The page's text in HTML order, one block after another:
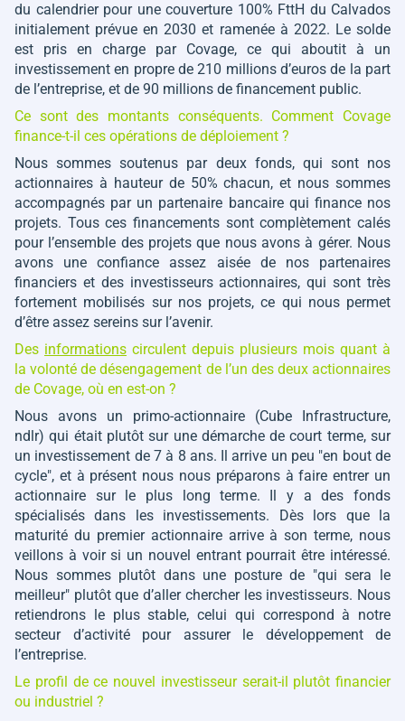
du calendrier pour une couverture 100% FttH du Calvados
initialement prévue en 2030 et ramenée à 2022. Le solde
est pris en charge par Covage, ce qui aboutit à un
investissement en propre de 210 millions d’euros de la part
de l’entreprise, et de 90 millions de financement public.
Ce sont des montants conséquents. Comment Covage
finance-t-il ces opérations de déploiement ?
Nous sommes soutenus par deux fonds, qui sont nos
actionnaires à hauteur de 50% chacun, et nous sommes
accompagnés par un partenaire bancaire qui finance nos
projets. Tous ces financements sont complètement calés
pour l’ensemble des projets que nous avons à gérer. Nous
avons une confiance assez aisée de nos partenaires
financiers et des investisseurs actionnaires, qui sont très
fortement mobilisés sur nos projets, ce qui nous permet
d’être assez sereins sur l’avenir.
Des informations circulent depuis plusieurs mois quant à
la volonté de désengagement de l’un des deux actionnaires
de Covage, où en est-on ?
Nous avons un primo-actionnaire (Cube Infrastructure,
ndlr) qui était plutôt sur une démarche de court terme, sur
un investissement de 7 à 8 ans. Il arrive un peu "en bout de
cycle", et à présent nous nous préparons à faire entrer un
actionnaire sur le plus long terme. Il y a des fonds
spécialisés dans les investissements. Dès lors que la
maturité du premier actionnaire arrive à son terme, nous
veillons à voir si un nouvel entrant pourrait être intéressé.
Nous sommes plutôt dans une posture de "qui sera le
meilleur" plutôt que d’aller chercher les investisseurs. Nous
retiendrons le plus stable, celui qui correspond à notre
secteur d’activité pour assurer le développement de
l’entreprise.
Le profil de ce nouvel investisseur serait-il plutôt financier
ou industriel ?